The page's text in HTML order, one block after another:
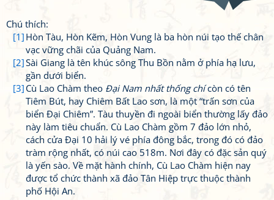
Chú thích:
[1] Hòn Tàu, Hòn Kẽm, Hòn Vung là ba hòn núi tạo thế chân
vạc vững chãi của Quảng Nam.
[2]Sài Giang là tên khúc sông Thu Bồn nằm ở phía hạ lưu,
gần dưới biển.
[3] Cù Lao Chàm theo Đại Nam nhất thống chícòn có tên
Tiêm Bút, hay Chiêm Bất Lao sơn, là một “trấn sơn của
biển Đại Chiêm”. Tàu thuyền đi ngoài biển thường lấy đảo
này làm tiêu chuẩn. Cù Lao Chàm gồm 7 đảo lớn nhỏ,
cách cửa Đại 10 hải lý vé phía đông bắc, trong đó có đảo
tràm rộng nhất, có núi cao 518m. Nơi đây có đặc sản quý
là yến sào. Về mặt hành chính, Cù Lao Chàm hiện nay
được tổ chức thành xã đảo Tân Hiệp trực thuộc thành
phố Hội An.